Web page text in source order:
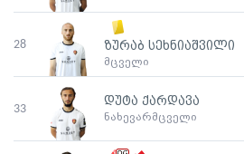
28 ზურაბ სეხნიაშვილი
მცველი
33
დუტა ქარდავა
ნახევარმცველი